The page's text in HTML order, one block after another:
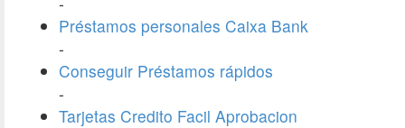
Préstamos personales Caixa Bank
-
Conseguir Préstamos rápidos
-
Tarjetas Credito Facil Aprobacion